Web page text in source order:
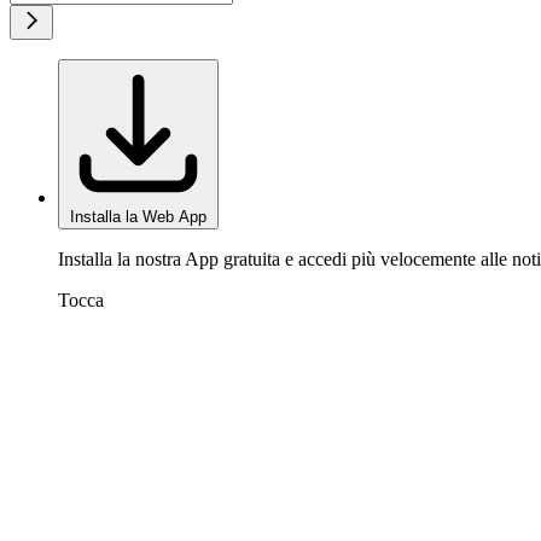
Installa la Web App
Installa la nostra App gratuita e accedi più velocemente alle
Tocca